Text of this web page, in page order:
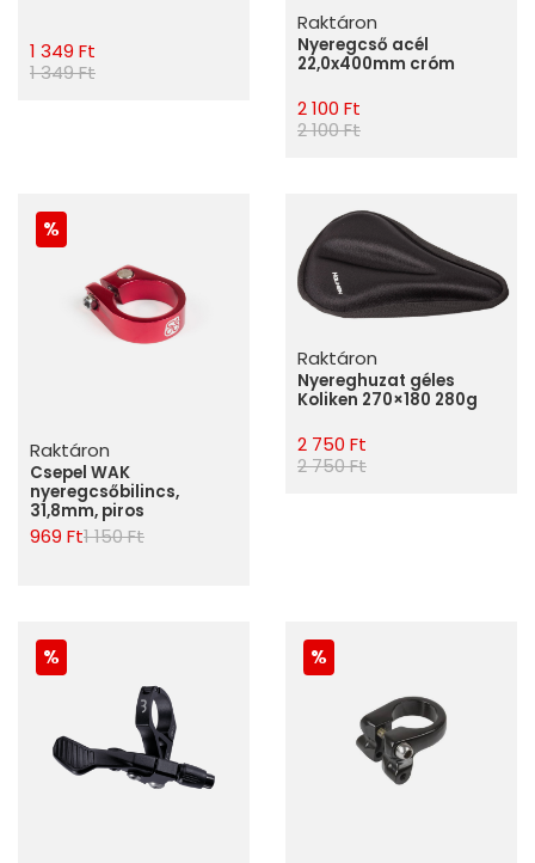
1 349 Ft
1 349 Ft
Raktáron
Nyeregcső acél
22,0x400mm cróm
2 100 Ft
2 100 Ft
Raktáron
Csepel WAK
nyeregcsőbilincs,
31,8mm, piros
969 Ft1 150 Ft
Raktáron
Nyereghuzat géles
Koliken 270×180 280g
2 750 Ft
2 750 Ft